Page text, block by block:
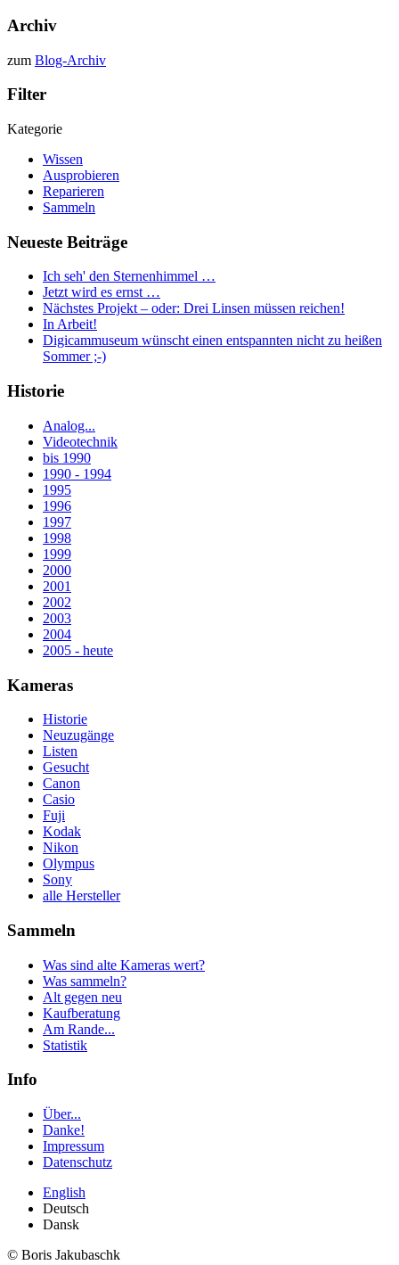
Archiv
zum Blog-Archiv
Filter
Kategorie
Wissen
Ausprobieren
Reparieren
Sammeln
Neueste Beiträge
Ich seh' den Sternenhimmel …
Jetzt wird es ernst …
Nächstes Projekt – oder: Drei Linsen müssen reichen!
In Arbeit!
Digicammuseum wünscht einen entspannten nicht zu heißen
Sommer ;-)
Historie
Analog...
Videotechnik
bis 1990
1990 - 1994
1995
1996
1997
1998
1999
2000
2001
2002
2003
2004
2005 - heute
Kameras
Historie
Neuzugänge
Listen
Gesucht
Canon
Casio
Fuji
Kodak
Nikon
Olympus
Sony
alle Hersteller
Sammeln
Was sind alte Kameras wert?
Was sammeln?
Alt gegen neu
Kaufberatung
Am Rande...
Statistik
Info
Über...
Danke!
Impressum
Datenschutz
English
Deutsch
Dansk
© Boris Jakubaschk